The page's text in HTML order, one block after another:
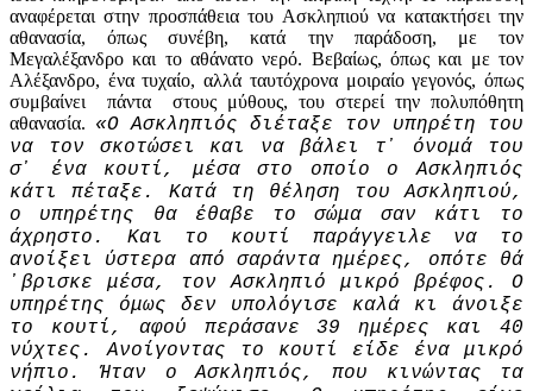
αναφέρεται στην προσπάθεια του Ασκληπιού να κατακτήσει την
αθανασία, όπως συνέβη, κατά την παράδοση, με τον
Μεγαλέξανδρο και το αθάνατο νερό. Βεβαίως, όπως και με τον
Αλέξανδρο, ένα τυχαίο, αλλά ταυτόχρονα μοιραίο γεγονός, όπως
συμβαίνει πάντα στους μύθους, του στερεί την πολυπόθητη
αθανασία. «Ο Ασκληπιός διέταξε τον υπηρέτη του
να τον σκοτώσει και να βάλει τ᾽ όνομά του
σ᾽ ένα κουτί, μέσα στο οποίο ο Ασκληπιός
κάτι πέταξε. Κατά τη θέληση του Ασκληπιού,
ο υπηρέτης θα έθαβε το σώμα σαν κάτι το
άχρηστο. Και το κουτί παράγγειλε να το
ανοίξει ύστερα από σαράντα ημέρες, οπότε θά
᾽βρισκε μέσα, τον Ασκληπιό μικρό βρέφος. Ο
υπηρέτης όμως δεν υπολόγισε καλά κι άνοιξε
το κουτί, αφού περάσανε 39 ημέρες και 40
νύχτες. Ανοίγοντας το κουτί είδε ένα μικρό
νήπιο. Ήταν ο Ασκληπιός, που κινώντας τα